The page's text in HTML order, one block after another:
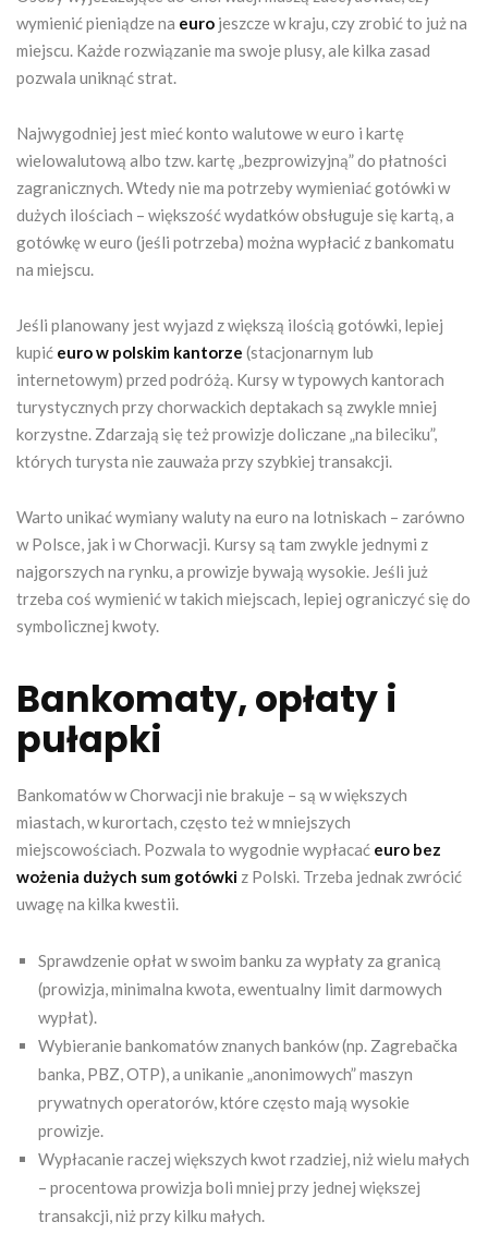
wymienić pieniądze na euro jeszcze w kraju, czy zrobić to już na
miejscu. Każde rozwiązanie ma swoje plusy, ale kilka zasad
pozwala uniknąć strat.
Najwygodniej jest mieć konto walutowe w euro i kartę
wielowalutową albo tzw. kartę „bezprowizyjną” do płatności
zagranicznych. Wtedy nie ma potrzeby wymieniać gotówki w
dużych ilościach – większość wydatków obsługuje się kartą, a
gotówkę w euro (jeśli potrzeba) można wypłacić z bankomatu
na miejscu.
Jeśli planowany jest wyjazd z większą ilością gotówki, lepiej
kupić euro w polskim kantorze (stacjonarnym lub
internetowym) przed podróżą. Kursy w typowych kantorach
turystycznych przy chorwackich deptakach są zwykle mniej
korzystne. Zdarzają się też prowizje doliczane „na bileciku”,
których turysta nie zauważa przy szybkiej transakcji.
Warto unikać wymiany waluty na euro na lotniskach – zarówno
w Polsce, jak i w Chorwacji. Kursy są tam zwykle jednymi z
najgorszych na rynku, a prowizje bywają wysokie. Jeśli już
trzeba coś wymienić w takich miejscach, lepiej ograniczyć się do
symbolicznej kwoty.
Bankomaty, opłaty i
pułapki
Bankomatów w Chorwacji nie brakuje – są w większych
miastach, w kurortach, często też w mniejszych
miejscowościach. Pozwala to wygodnie wypłacać euro bez
wożenia dużych sum gotówki z Polski. Trzeba jednak zwrócić
uwagę na kilka kwestii.
Sprawdzenie opłat w swoim banku za wypłaty za granicą
(prowizja, minimalna kwota, ewentualny limit darmowych
wypłat).
Wybieranie bankomatów znanych banków (np. Zagrebačka
banka, PBZ, OTP), a unikanie „anonimowych” maszyn
prywatnych operatorów, które często mają wysokie
prowizje.
Wypłacanie raczej większych kwot rzadziej, niż wielu małych
– procentowa prowizja boli mniej przy jednej większej
transakcji, niż przy kilku małych.